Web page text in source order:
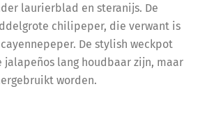
laurierblad en steranijs. De
chilipeper, die verwant is
De stylish weckpot
jalapeños lang houdbaar zijn, maar
worden.